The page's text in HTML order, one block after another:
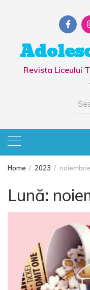
Revista Liceului
Home 2023 noiembrie
Lună: